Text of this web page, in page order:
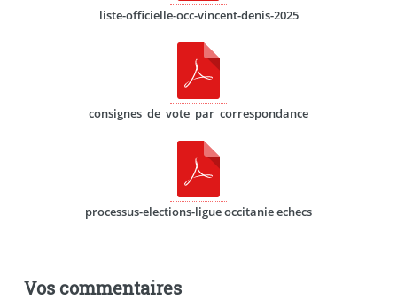
liste-officielle-occ-vincent-denis-2025
consignes_de_vote_par_correspondance
processus-elections-ligue occitanie echecs
Vos commentaires